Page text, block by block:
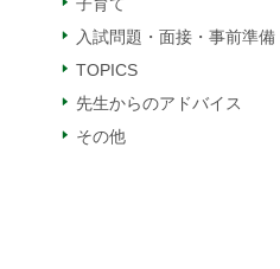
入試問題・面接・事前準備
TOPICS
先生からのアドバイス
その他